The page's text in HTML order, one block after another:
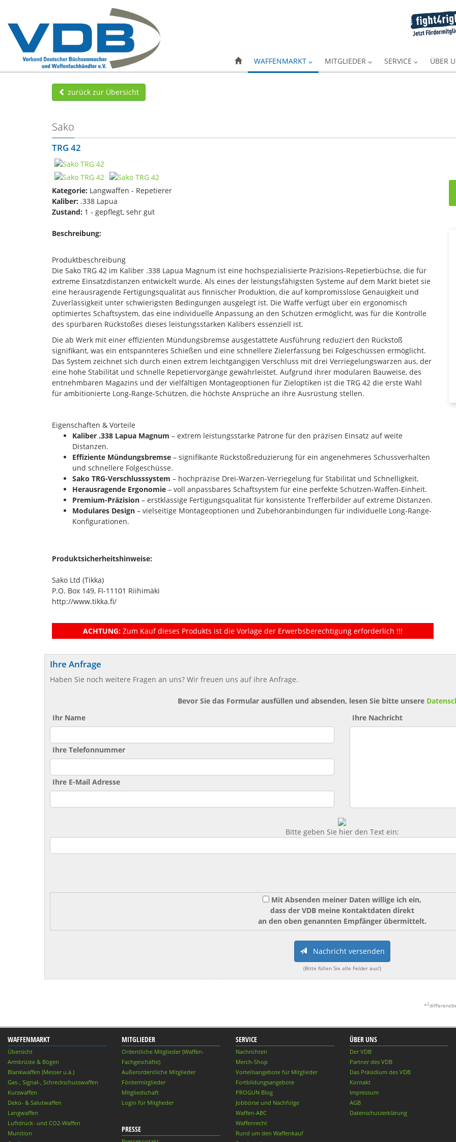
WAFFENMARKT MITGLIEDER SERVICE ÜBER
zurück zur Übersicht
Sako
TRG 42
Kategorie: Langwaffen - Repetierer
Kaliber: .338 Lapua
Zustand: 1 - gepflegt, sehr gut
Beschreibung:
Produktbeschreibung
Die Sako TRG 42 im Kaliber .338 Lapua Magnum ist eine hochspezialisierte Präzisions-Repetierbüchse, die für
extreme Einsatzdistanzen entwickelt wurde. Als eines der leistungsfähigsten Systeme auf dem Markt bietet sie
eine herausragende Fertigungsqualität aus finnischer Produktion, die auf kompromisslose Genauigkeit und
Zuverlässigkeit unter schwierigsten Bedingungen ausgelegt ist. Die Waffe verfügt über ein ergonomisch
optimiertes Schaftsystem, das eine individuelle Anpassung an den Schützen ermöglicht, was für die Kontrolle
des spürbaren Rückstoßes dieses leistungsstarken Kalibers essenziell ist.
Die ab Werk mit einer effizienten Mündungsbremse ausgestattete Ausführung reduziert den Rückstoß
signifikant, was ein entspannteres Schießen und eine schnellere Zielerfassung bei Folgeschüssen ermöglicht.
Das System zeichnet sich durch einen extrem leichtgängigen Verschluss mit drei Verriegelungswarzen aus, der
eine hohe Stabilität und schnelle Repetiervorgänge gewährleistet. Aufgrund ihrer modularen Bauweise, des
entnehmbaren Magazins und der vielfältigen Montageoptionen für Zieloptiken ist die TRG 42 die erste Wahl
für ambitionierte Long-Range-Schützen, die höchste Ansprüche an ihre Ausrüstung stellen.
Eigenschaften & Vorteile
Kaliber .338 Lapua Magnum – extrem leistungsstarke Patrone für den präzisen Einsatz auf weite
Distanzen.
Effiziente Mündungsbremse – signifikante Rückstoßreduzierung für ein angenehmeres Schussverhalten
und schnellere Folgeschüsse.
Sako TRG-Verschlusssystem – hochpräzise Drei-Warzen-Verriegelung für Stabilität und Schnelligkeit.
Herausragende Ergonomie – voll anpassbares Schaftsystem für eine perfekte Schützen-Waffen-Einheit.
Premium-Präzision – erstklassige Fertigungsqualität für konsistente Trefferbilder auf extreme Distanzen.
Modulares Design – vielseitige Montageoptionen und Zubehöranbindungen für individuelle Long-Range-
Konfigurationen.
Produktsicherheitshinweise:
Sako Ltd (Tikka)
P.O. Box 149, FI-11101 Riihimäki
http://www.tikka.fi/
ACHTUNG: Zum Kauf dieses Produkts ist die Vorlage der Erwerbsberechtigung erforderlich !!!
Ihre Anfrage
Haben Sie noch weitere Fragen an uns? Wir freuen uns auf ihre Anfrage.
Bevor Sie das Formular ausfüllen und absenden, lesen Sie bitte unsere
Ihr Name
Ihre Telefonnummer
Ihre E-Mail Adresse
Ihre Nachricht
Bitte geben Sie hier den Text ein:
Mit Absenden meiner Daten willige ich ein,
dass der VDB meine Kontaktdaten direkt
an den oben genannten Empfänger übermittelt.
Nachricht versenden
(Bitte füllen Sie alle Felder aus!)
*2
WAFFENMARKT
Übersicht
Armbrüste & Bögen
Blankwaffen (Messer u.ä.)
Gas-, Signal-, Schreckschusswaffen
Kurzwaffen
Deko- & Salutwaffen
Langwaffen
Luftdruck- und CO2-Waffen
Munition
MITGLIEDER
Ordentliche Mitglieder (Waffen-
Fachgeschäfte)
Außerordentliche Mitglieder
Fördermitglieder
Mitgliedschaft
Login für Mitglieder
PRESSE
SERVICE
Nachrichten
Merch-Shop
Vorteilsangebote für Mitglieder
Fortbildungsangebote
PROGUN Blog
Jobbörse und Nachfolge
Waffen-ABC
Waffenrecht
Rund um den Waffenkauf
ÜBER UNS
Der VDB
Partner des VDB
Das Präsidium des VDB
Kontakt
Impressum
AGB
Datenschutzerklärung